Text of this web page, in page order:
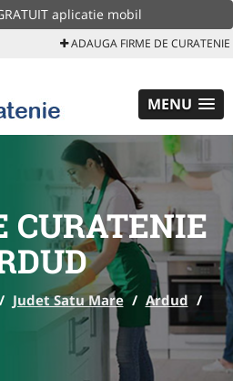
aplicatie mobil
ADAUGA FIRME DE CURATENIE
MENU
CURATENIE
/ Judet Satu Mare / Ardud /